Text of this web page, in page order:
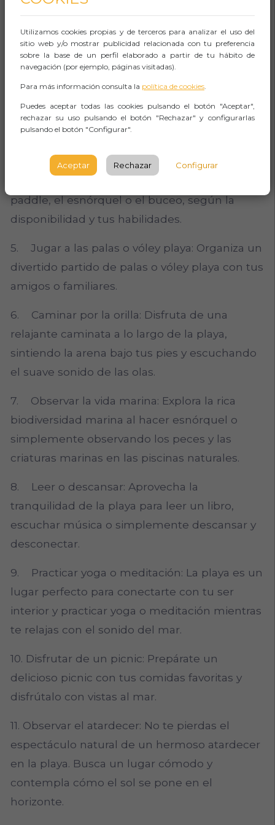
2. Tomar el sol: Extiende tu toalla en la arena
y relájate bajo el cálido sol. No olvides aplicar
protector solar para proteger tu piel.
3. Hacer castillos de arena: Despierta tu lado
creativo y construye impresionantes castillos
de arena en la orilla.
4. Practicar deportes acuáticos: Experimenta
paddle, el esnórquel o el buceo, según la
disponibilidad y tus habilidades.
5. Jugar a las palas o vóley playa: Organiza un
divertido partido de palas o vóley playa con tus
amigos o familiares.
6. Caminar por la orilla: Disfruta de una
relajante caminata a lo largo de la playa,
sintiendo la arena bajo tus pies y escuchando
el suave sonido de las olas.
7. Observar la vida marina: Explora la rica
biodiversidad marina al hacer esnórquel o
simplemente observando los peces y las
criaturas marinas en las piscinas naturales.
8. Leer o descansar: Aprovecha la
tranquilidad de la playa para leer un libro,
escuchar música o simplemente descansar y
desconectar.
9. Practicar yoga o meditación: La playa es un
lugar perfecto para conectarte con tu ser
interior y practicar yoga o meditación mientras
te relajas con el sonido del mar.
10. Disfrutar de un picnic: Prepárate un
delicioso picnic con tus comidas favoritas y
disfrútalo con vistas al mar.
11. Observar el atardecer: No te pierdas el
espectáculo natural de un hermoso atardecer
en la playa. Busca un lugar cómodo y
contempla cómo el sol se pone en el
horizonte.
Utilizamos cookies propias y de terceros para analizar el uso del
sitio web y/o mostrar publicidad relacionada con tu preferencia
sobre la base de un perfil elaborado a partir de tu hábito de
navegación (por ejemplo, páginas visitadas).
Para más información consulta la política de cookies.
Puedes aceptar todas las cookies pulsando el botón "Aceptar",
rechazar su uso pulsando el botón "Rechazar" y configurarlas
pulsando el botón "Configurar".
Aceptar Rechazar Configurar